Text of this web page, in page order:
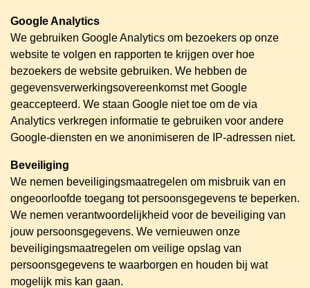
Google Analytics
We gebruiken Google Analytics om bezoekers op onze
website te volgen en rapporten te krijgen over hoe
bezoekers de website gebruiken. We hebben de
gegevensverwerkingsovereenkomst met Google
geaccepteerd. We staan Google niet toe om de via
Analytics verkregen informatie te gebruiken voor andere
Google-diensten en we anonimiseren de IP-adressen niet.
Beveiliging
We nemen beveiligingsmaatregelen om misbruik van en
ongeoorloofde toegang tot persoonsgegevens te beperken.
We nemen verantwoordelijkheid voor de beveiliging van
jouw persoonsgegevens. We vernieuwen onze
beveiligingsmaatregelen om veilige opslag van
persoonsgegevens te waarborgen en houden bij wat
mogelijk mis kan gaan.